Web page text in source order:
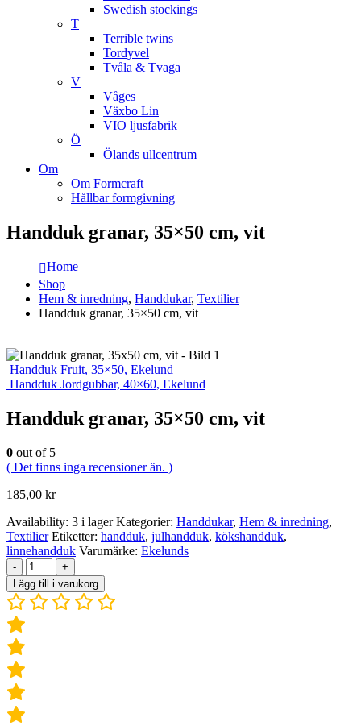
Swedish stockings
T
Terrible twins
Tordyvel
Tvåla & Tvaga
V
Våges
Växbo Lin
VIO ljusfabrik
Ö
Ölands ullcentrum
Om
Om Formcraft
Hållbar formgivning
Handduk granar, 35×50 cm, vit
Home
Shop
Hem & inredning, Handdukar, Textilier
Handduk granar, 35×50 cm, vit
Handduk Fruit, 35×50, Ekelund
Handduk Jordgubbar, 40×60, Ekelund
Handduk granar, 35×50 cm, vit
0 out of 5
( Det finns inga recensioner än. )
185,00 kr
Availability: 3 i lager Kategorier: Handdukar, Hem & inredning,
Textilier Etiketter: handduk, julhandduk, kökshandduk,
linnehandduk Varumärke: Ekelunds
-
+
Lägg till i varukorg